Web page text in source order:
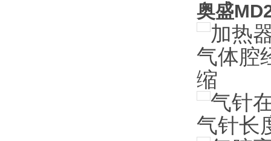
奥盛
加热
气体腔
缩
气针
气针长